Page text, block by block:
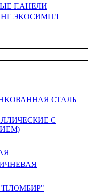
ПАНЕЛИ
ЭКОСИМПЛ
СТАЛЬ
С
"ПЛОМБИР"